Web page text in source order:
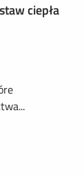
ciepła